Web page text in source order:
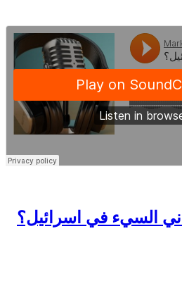
السيء في اسرائيل؟